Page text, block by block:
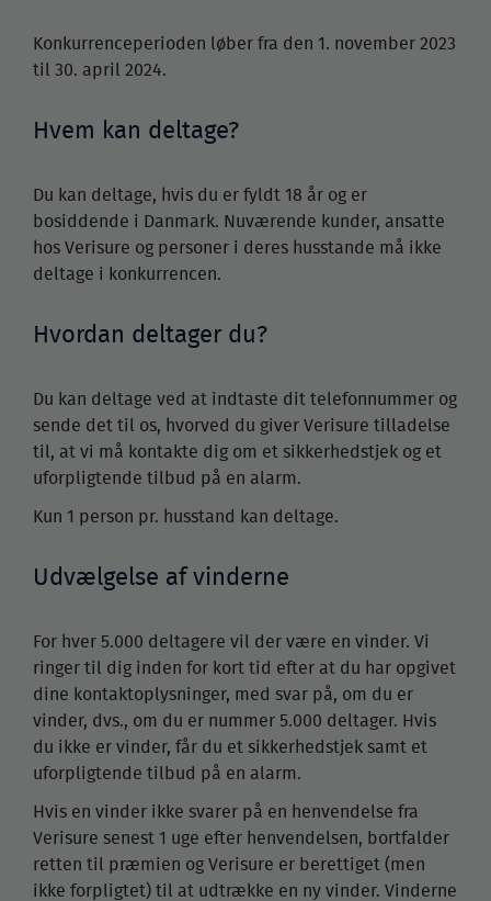
Konkurrenceperioden løber fra den 1. november 2023
til 30. april 2024.
Hvem kan deltage?
Du kan deltage, hvis du er fyldt 18 år og er
bosiddende i Danmark. Nuværende kunder, ansatte
hos Verisure og personer i deres husstande må ikke
deltage i konkurrencen.
Hvordan deltager du?
Du kan deltage ved at indtaste dit telefonnummer og
sende det til os, hvorved du giver Verisure tilladelse
til, at vi må kontakte dig om et sikkerhedstjek og et
uforpligtende tilbud på en alarm.
Kun 1 person pr. husstand kan deltage.
Udvælgelse af vinderne
For hver 5.000 deltagere vil der være en vinder. Vi
ringer til dig inden for kort tid efter at du har opgivet
dine kontaktoplysninger, med svar på, om du er
vinder, dvs., om du er nummer 5.000 deltager. Hvis
du ikke er vinder, får du et sikkerhedstjek samt et
uforpligtende tilbud på en alarm.
Hvis en vinder ikke svarer på en henvendelse fra
Verisure senest 1 uge efter henvendelsen, bortfalder
retten til præmien og Verisure er berettiget (men
ikke forpligtet) til at udtrække en ny vinder. Vinderne